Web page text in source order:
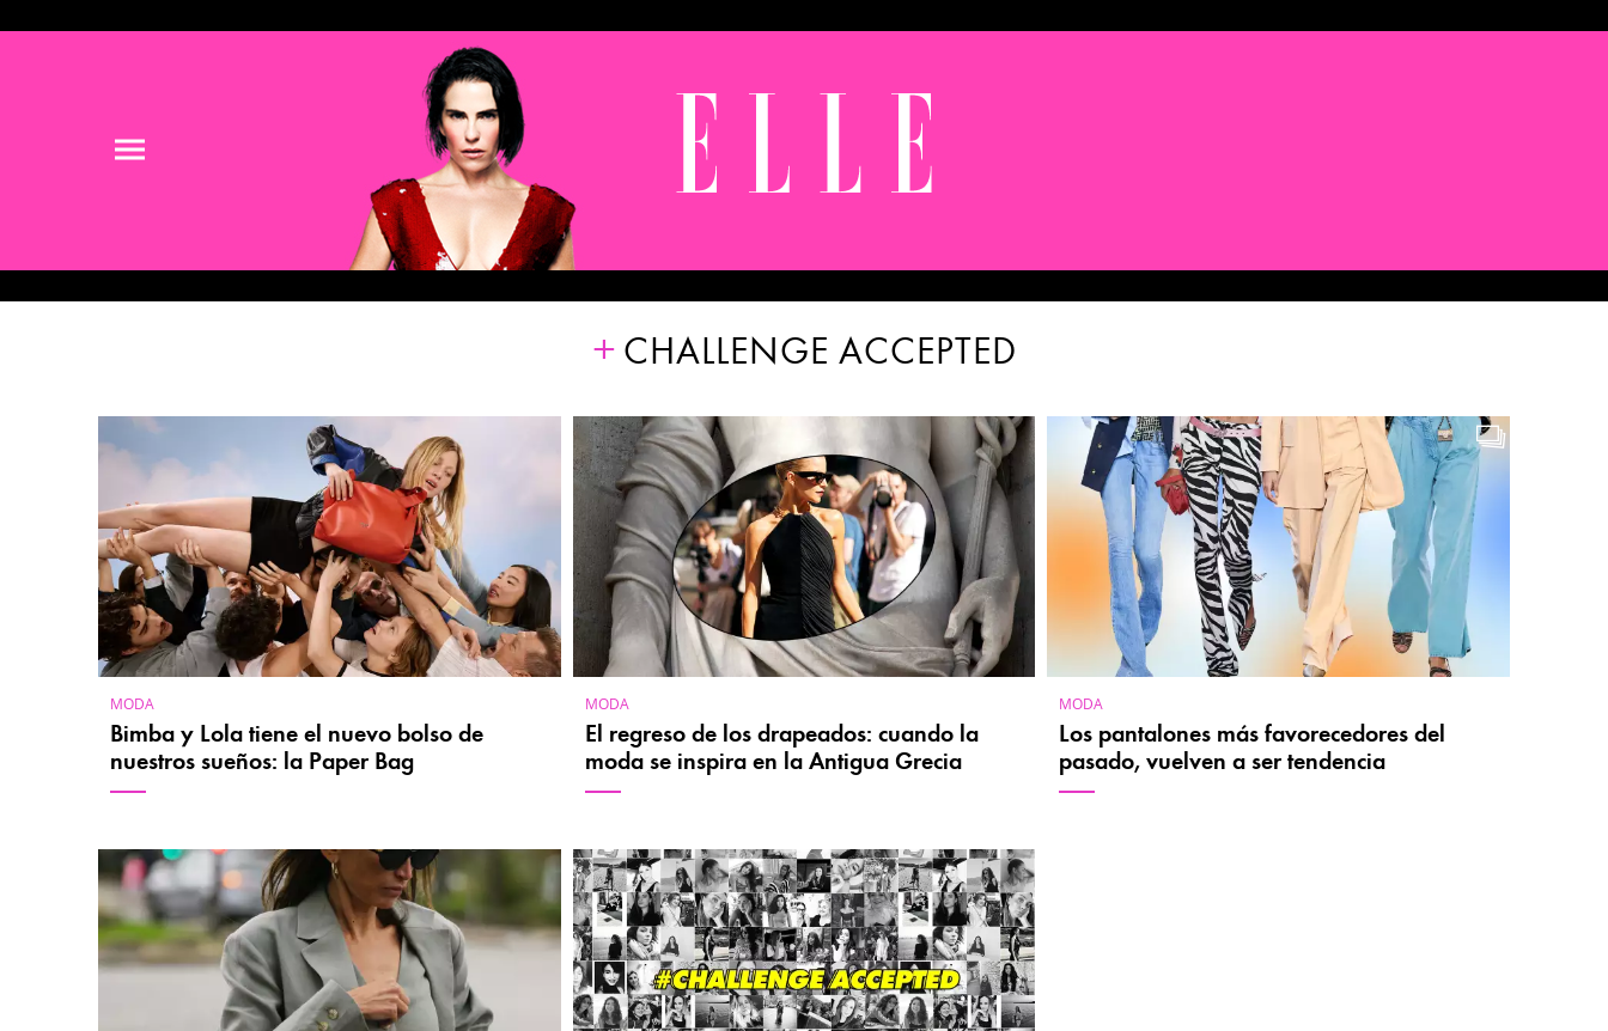
CHALLENGE ACCEPTED
MODA
Bimba y Lola tiene el nuevo bolso de
nuestros sueños: la Paper Bag
MODA
El regreso de los drapeados: cuando la
moda se inspira en la Antigua Grecia
MODA
Los pantalones más favorecedores del
pasado, vuelven a ser tendencia